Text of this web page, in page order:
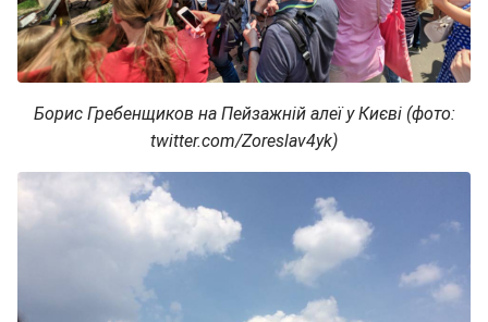
Борис Гребенщиков на Пейзажній алеї у Києві (фото:
twitter.com/Zoreslav4yk)